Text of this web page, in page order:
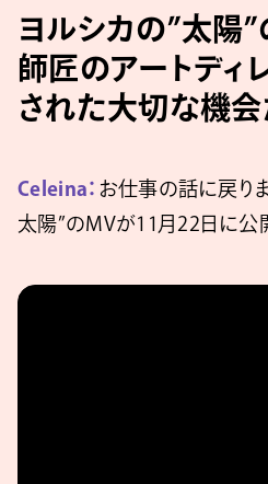
ヨルシカの”太陽”
師匠のアートディ
された大切な機会
Celeina： お仕事の話に戻り
太陽”のMVが11月22日に公